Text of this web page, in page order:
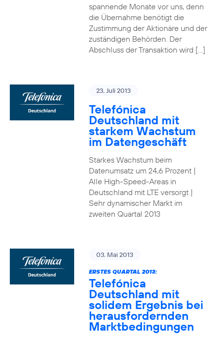
spannende Monate vor uns, denn
die Übernahme benötigt die
Zustimmung der Aktionäre und der
zuständigen Behörden. Der
Abschluss der Transaktion wird […]
23. Juli 2013
Telefónica
Deutschland mit
starkem Wachstum
im Datengeschäft
Starkes Wachstum beim
Datenumsatz um 24,6 Prozent |
Alle High-Speed-Areas in
Deutschland mit LTE versorgt |
Sehr dynamischer Markt im
zweiten Quartal 2013
03. Mai 2013
ERSTES QUARTAL 2013:
Telefónica
Deutschland mit
solidem Ergebnis bei
herausfordernden
Marktbedingungen